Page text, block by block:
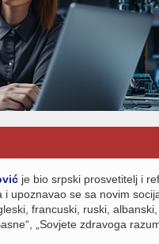
je bio srpski prosvetitelj i
i upoznavao se sa novim
francuski, ruski,
„Sovjete zdravoga